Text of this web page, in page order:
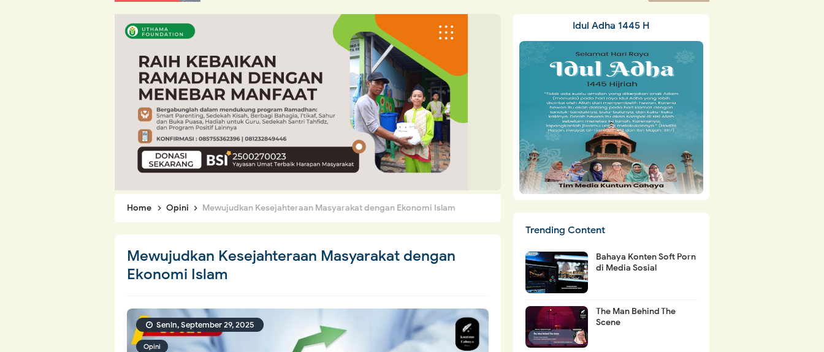
Home Opini Mewujudkan Kesejahteraan Masyarakat dengan Ekonomi Islam
Mewujudkan Kesejahteraan Masyarakat dengan
Ekonomi Islam
Opini
Senin, September 29, 2025
Idul Adha 1445 H
Trending Content
Bahaya Konten Soft Porn
di Media Sosial
The Man Behind The
Scene